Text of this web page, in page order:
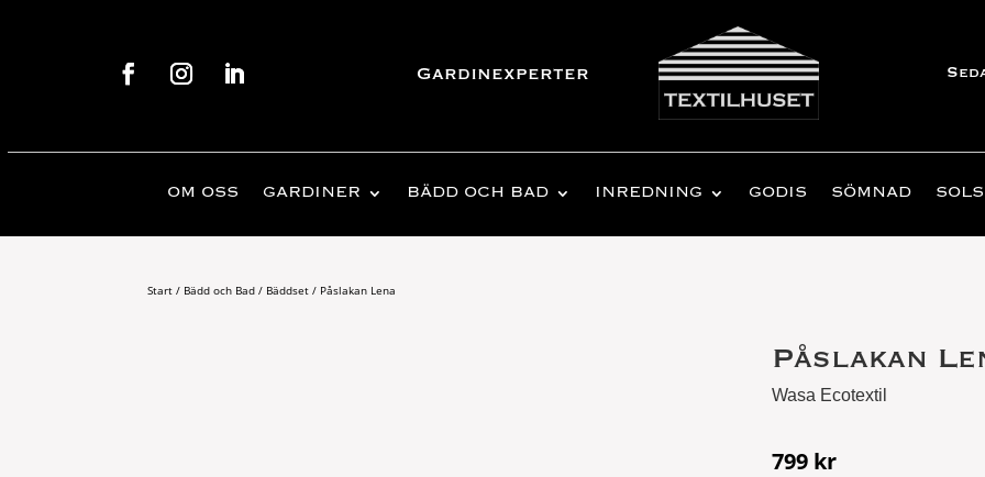
Gardinexperter
OM OSS GARDINER BÄDD OCH BAD INREDNING GODIS SÖMNAD
Start / Bädd och Bad / Bäddset / Påslakan Lena
Påslakan
Wasa Ecotextil
799 kr